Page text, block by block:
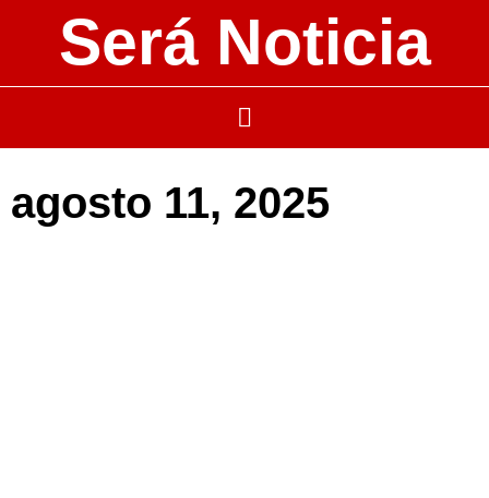
Será Noticia
agosto 11, 2025